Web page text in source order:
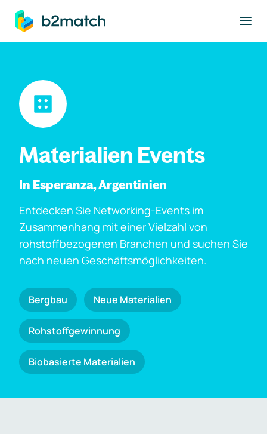
springen
Materialien Events
In Esperanza, Argentinien
Entdecken Sie Networking-Events im
Zusammenhang mit einer Vielzahl von
rohstoffbezogenen Branchen und suchen Sie
nach neuen Geschäftsmöglichkeiten.
Bergbau Neue Materialien
Rohstoffgewinnung
Biobasierte Materialien